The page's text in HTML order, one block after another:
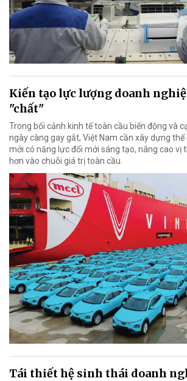
Kiến tạo lực lượng doanh
"chất"
Trong bối cảnh kinh tế toàn cầu biến động và
ngày càng gay gắt, Việt Nam cần xây dựng thế
mới có năng lực đổi mới sáng tạo, nâng cao vị
hơn vào chuỗi giá trị toàn cầu.
Tái thiết hệ sinh thái doanh